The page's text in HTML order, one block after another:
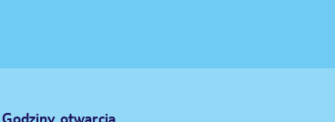
Godziny otwarcia